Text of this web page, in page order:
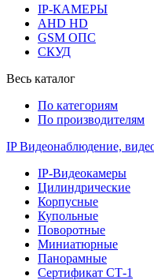
IP-КАМЕРЫ
AHD HD
GSM ОПС
СКУД
Весь каталог
По категориям
По производителям
IP Видеонаблюдение,
IP-Видеокамеры
Цилиндрические
Корпусные
Купольные
Поворотные
Миниатюрные
Панорамные
Сертификат СТ-1